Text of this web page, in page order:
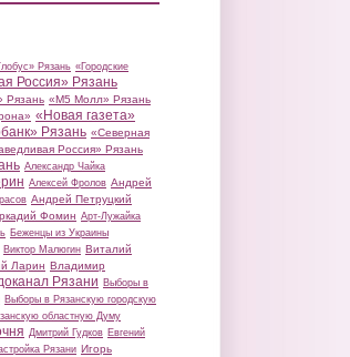
Рязань «Городские
Россия» Рязань
Рязань «М5 Молл» Рязань
«Новая газета»
Рязань «Северная
Россия» Рязань
Александр Чайка
Алексей Фролов Андрей
Андрей Петруцкий
Фомин Арт-Лужайка
Беженцы из Украины
Виктор Малюгин Виталий
Ларин Владимир
Рязани Выборы в
Выборы в Рязанскую городскую
областную Думу
Дмитрий Гудков Евгений
Рязани Игорь